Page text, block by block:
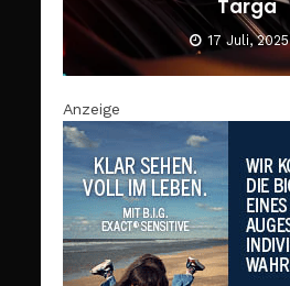
Targa
17 Juli, 2025
Anzeige